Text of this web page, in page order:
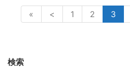
« < 1 2 3
検索